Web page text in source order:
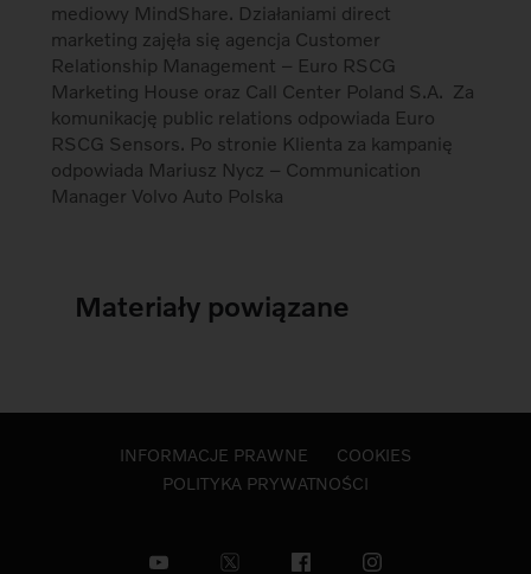
mediowy MindShare. Działaniami direct
marketing zajęła się agencja Customer
Relationship Management – Euro RSCG
Marketing House oraz Call Center Poland S.A. Za
komunikację public relations odpowiada Euro
RSCG Sensors. Po stronie Klienta za kampanię
odpowiada Mariusz Nycz – Communication
Manager Volvo Auto Polska
Materiały powiązane
INFORMACJE PRAWNE
COOKIES
POLITYKA PRYWATNOŚCI